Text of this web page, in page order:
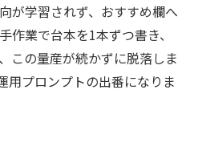
が学習されず、おすすめ欄へ
作業で台本を1本ずつ書き、
この量産が続かずに脱落しま
用プロンプトの出番になりま